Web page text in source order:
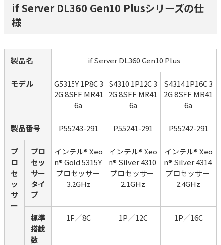
if Server DL360 Gen10 Plusシリーズの仕
様
製品名 if Server DL360 Gen10 Plus
モデル
G5315Y 1P8C 3
2G 8SFF MR41
6a
S4310 1P12C 3
2G 8SFF MR41
6a
S4314 1P16C 3
2G 8SFF MR41
6a
製品番号 P55243-291 P55241-291 P55242-291
プ
ロ
セ
ッ
サ
ー
プロ
セッ
サー
タイ
プ
インテル® Xeo
n® Gold 5315Y
プロセッサー
3.2GHz
インテル® Xeo
n® Silver 4310
プロセッサー
2.1GHz
インテル® Xeo
n® Silver 4314
プロセッサー
2.4GHz
標準
搭載
数
1P／8C 1P／12C 1P／16C